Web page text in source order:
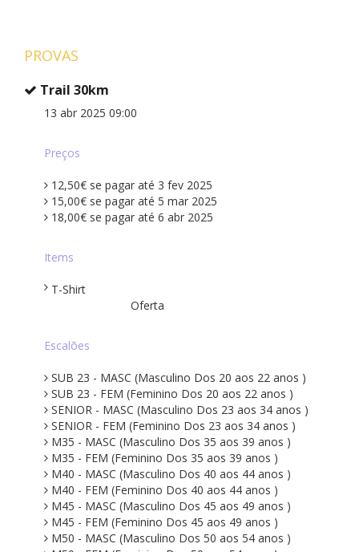
PROVAS
Trail 30km
13 abr 2025 09:00
Preços
12,50€ se pagar até 3 fev 2025
15,00€ se pagar até 5 mar 2025
18,00€ se pagar até 6 abr 2025
Items
T-Shirt
Oferta
Escalões
SUB 23 - MASC (Masculino Dos 20 aos 22 anos )
SUB 23 - FEM (Feminino Dos 20 aos 22 anos )
SENIOR - MASC (Masculino Dos 23 aos 34 anos )
SENIOR - FEM (Feminino Dos 23 aos 34 anos )
M35 - MASC (Masculino Dos 35 aos 39 anos )
M35 - FEM (Feminino Dos 35 aos 39 anos )
M40 - MASC (Masculino Dos 40 aos 44 anos )
M40 - FEM (Feminino Dos 40 aos 44 anos )
M45 - MASC (Masculino Dos 45 aos 49 anos )
M45 - FEM (Feminino Dos 45 aos 49 anos )
M50 - MASC (Masculino Dos 50 aos 54 anos )